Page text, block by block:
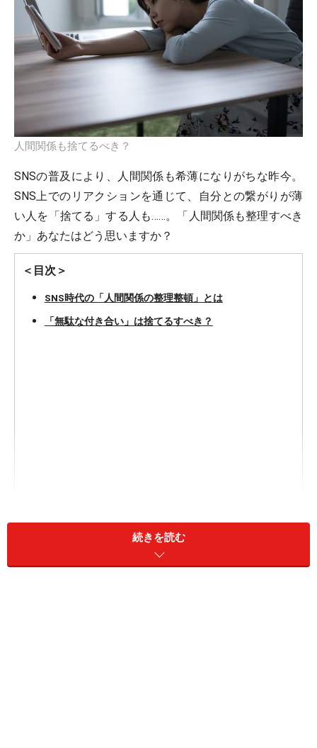
人間関係も捨てるべき？
SNSの普及により、人間関係も希薄になりがちな昨今。
SNS上でのリアクションを通じて、自分との繋がりが薄
い人を「捨てる」する人も……。「人間関係も整理すべき
か」あなたはどう思いますか？
＜目次＞
SNS時代の「人間関係の整理整頓」とは
「無駄な付き合い」は捨てるすべき？
「封印する縁」はあれど「捨てる縁」はない
続きを読む